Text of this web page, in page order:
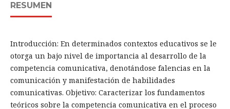
RESUMEN
Introducción: En determinados contextos educativos se le
otorga un bajo nivel de importancia al desarrollo de la
competencia comunicativa, denotándose falencias en la
comunicación y manifestación de habilidades
comunicativas. Objetivo: Caracterizar los fundamentos
teóricos sobre la competencia comunicativa en el proceso